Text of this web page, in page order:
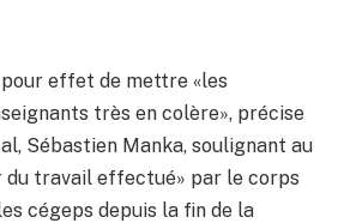
effet de mettre «les
très en colère», précise
Sébastien Manka, soulignant au
du travail effectué» par le corps
cégeps depuis la fin de la